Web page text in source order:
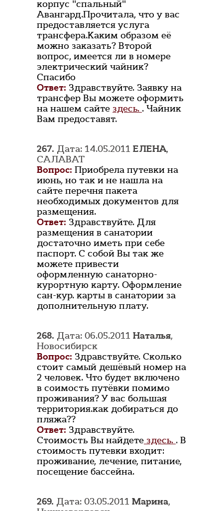
корпус "спальный"
Авангард.Прочитала, что у вас
предоставляется услуга
трансфера.Каким образом её
можно заказать? Второй
вопрос, имеется ли в номере
электрический чайник?
Спасибо
Ответ: Здравствуйте. Заявку на
трансфер Вы можете оформить
на нашем сайте здесь. . Чайник
Вам предоставят.
267. Дата: 14.05.2011 ЕЛЕНА,
САЛАВАТ
Вопрос: Приобрела путевки на
июнь, но так и не нашла на
сайте перечня пакета
необходимых документов для
размещения.
Ответ: Здравствуйте. Для
размещения в санатории
достаточно иметь при себе
паспорт. С собой Вы так же
можете привести
оформленную санаторно-
курортную карту. Оформление
сан-кур. карты в санатории за
дополнительную плату.
268. Дата: 06.05.2011 Наталья,
Новосибирск
Вопрос: Здравствуйте. Сколько
стоит самый дешёвый номер на
2 человек. Что будет включено
в соимость путёвки помимо
проживания? У вас большая
территория.как добираться до
пляжа??
Ответ: Здравствуйте.
Стоимость Вы найдете здесь. . В
стоимость путевки входит:
проживание, лечение, питание,
посещение бассейна.
269. Дата: 03.05.2011 Марина,